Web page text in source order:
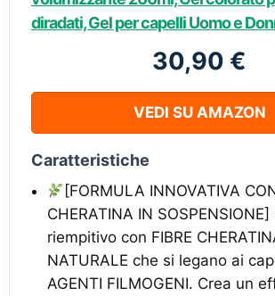
diradati, Gel per capelli Uomo e
30,90 €
VEDI SU AMAZON
Caratteristiche
[FORMULA INNOVATIVA
CHERATINA IN SOSPENSIONE]
riempitivo con FIBRE
NATURALE che si legano ai
AGENTI FILMOGENI. Crea un